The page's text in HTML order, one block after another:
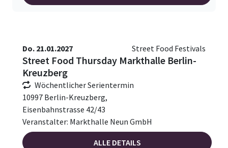
Do. 21.01.2027 Street Food Festivals
Street Food Thursday Markthalle Berlin-
Kreuzberg
Wöchentlicher Serientermin
10997 Berlin-Kreuzberg,
Eisenbahnstrasse 42/43
Veranstalter: Markthalle Neun GmbH
ALLE DETAILS